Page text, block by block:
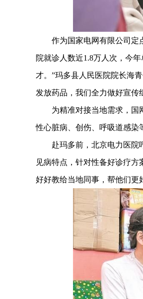
作为国家电网有限公司定点
院就诊人数近1.8万人次，今
才。”玛多县人民医院院长海
发放药品，我们全力做好宣传
为精准对接当地需求，国网
性心脏病、创伤、呼吸道感染
赴玛多前，北京电力医院呼
见病特点，针对性备好诊疗
好好教给当地同事，帮他们更